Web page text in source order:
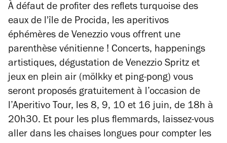
À défaut de profiter des reflets turquoise des
eaux de l'île de Procida, les aperitivos
éphémères de Venezzio vous offrent une
parenthèse vénitienne ! Concerts, happenings
artistiques, dégustation de Venezzio Spritz et
jeux en plein air (mölkky et ping-pong) vous
seront proposés gratuitement à l’occasion de
l’Aperitivo Tour, les 8, 9, 10 et 16 juin, de 18h à
20h30. Et pour les plus flemmards, laissez-vous
aller dans les chaises longues pour compter les